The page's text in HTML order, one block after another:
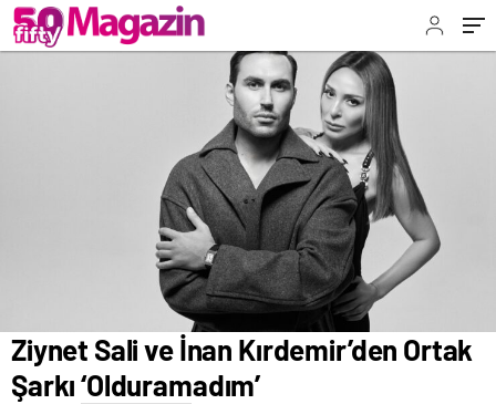
Ziynet Sali ve İnan Kırdemir’den Ortak
Şarkı ‘Olduramadım’